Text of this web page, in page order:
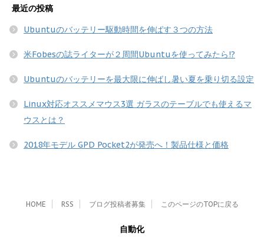
最近の投稿
Ubuntuのバッテリー駆動時間を伸ばす３つの方法
米Fobesの誌ライターが２周間Ubuntuを使ってみたら!?
Ubuntuのバッテリーを最大限に伸ばし暑い夏を乗り切る設定
Linux対応オススメマウス3選 ガラスのテーブルでも使えるマ
ウスとは？
2018年モデル GPD Pocket2が発売へ！製品仕様と価格
HOME RSS ブログ投稿者募集 このページのTOPに戻る
自動化